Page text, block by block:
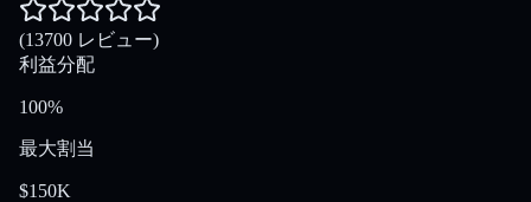
(13700 レビュー)
利益分配
100%
最大割当
$150K